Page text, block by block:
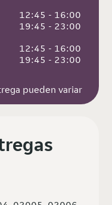
12:45 - 16:00
19:45 - 23:00
12:45 - 16:00
19:45 - 23:00
pueden variar